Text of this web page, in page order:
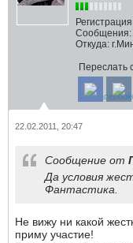
Сообщения:
Откуда:
Переслать
22.02.2011, 20:47
Сообщение от
Да условия
Фантастика.
Не вижу ни какой
приму участие!